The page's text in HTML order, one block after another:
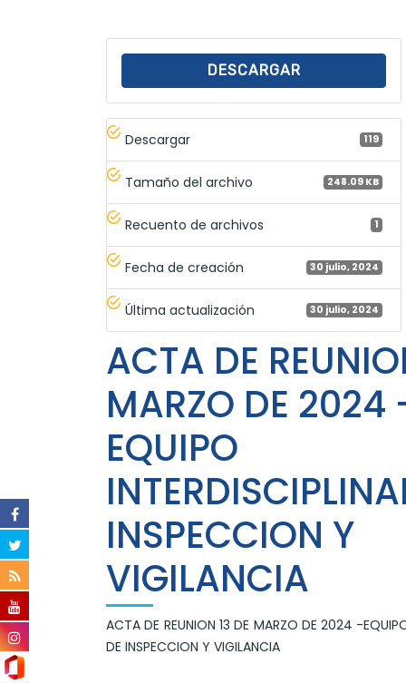
DESCARGAR
Descargar 119
Tamaño del archivo 248.09 KB
Recuento de archivos 1
Fecha de creación 30 julio, 2024
Última actualización 30 julio, 2024
ACTA DE
MARZO DE 2024
EQUIPO
INSPECCION Y
VIGILANCIA
ACTA DE REUNION 13 DE MARZO DE 2024 -
DE INSPECCION Y VIGILANCIA